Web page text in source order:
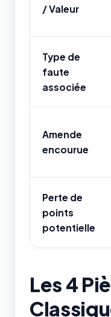
/ Valeur
Type de
faute
associée
Amende
encourue
Perte de
points
potentielle
Les 4